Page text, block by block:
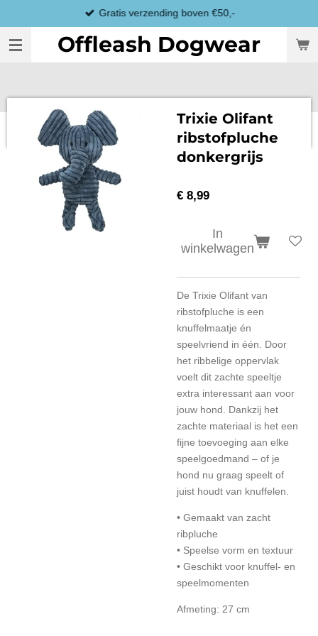
direct
naar
Offleash Dogwear
Gratis verzending boven €50,-
Trixie Olifant
ribstofpluche
donkergrijs
€ 8,99
In
winkelwagen
De Trixie Olifant van
ribstofpluche is een
knuffelmaatje én
speelvriend in één. Door
het ribbelige oppervlak
voelt dit zachte speeltje
extra interessant aan voor
jouw hond. Dankzij het
zachte materiaal is het een
fijne toevoeging aan elke
speelgoedmand – of je
hond nu graag speelt of
juist houdt van knuffelen.
• Gemaakt van zacht
ribpluche
• Speelse vorm en textuur
• Geschikt voor knuffel- en
speelmomenten
Afmeting: 27 cm